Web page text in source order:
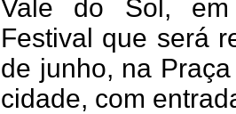
Vale do Sol,
Festival que será
de junho, na
cidade, com